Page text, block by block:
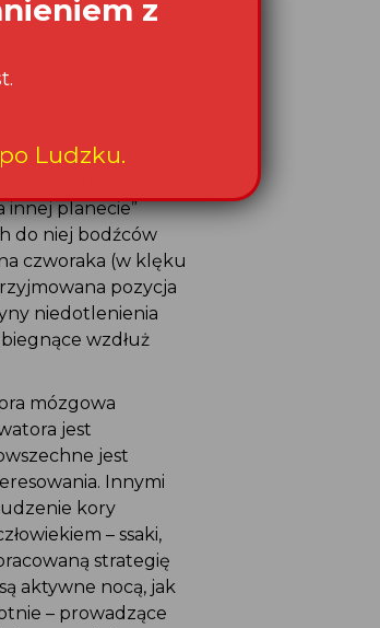
mózgową. Zapis
na to,
położyć się
z tego,
proces
innej planecie”
do niej bodźców
czworaka (w klęku
pozycja
niedotlenienia
wzdłuż
mózgowa
jest
jest
Innymi
kory
– ssaki,
strategię
aktywne nocą, jak
– prowadzące